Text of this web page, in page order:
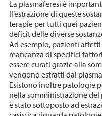
La plasmaferesi è
ll’estrazione di queste
terapie per tutti quei
deficit delle diverse
Ad esempio, pazienti
mancanza di specifici
essere curati grazie alla
vengono estratti dal
Esistono inoltre patologie
nella somministrazione del
è stato sottoposto ad